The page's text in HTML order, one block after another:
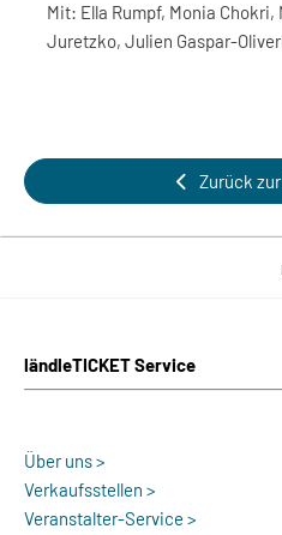
Mit: Ella Rumpf, Monia
Juretzko, Julien Gaspar-
Zurück
ländleTICKET Service
Über uns >
Verkaufsstellen >
Veranstalter-Service >